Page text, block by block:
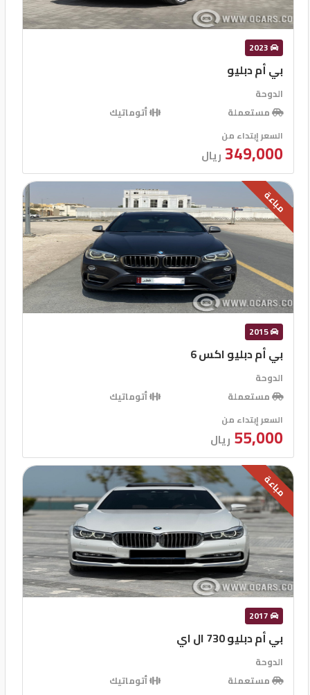
2023
بي أم دبليو
الدوحة
مستعملة
أتوماتيك
السعر إبتداء من
349,000 ريال
مباعة
2015
بي أم دبليو اكس 6
الدوحة
مستعملة
أتوماتيك
السعر إبتداء من
55,000 ريال
مباعة
2017
بي أم دبليو 730 ال اي
الدوحة
مستعملة
أتوماتيك